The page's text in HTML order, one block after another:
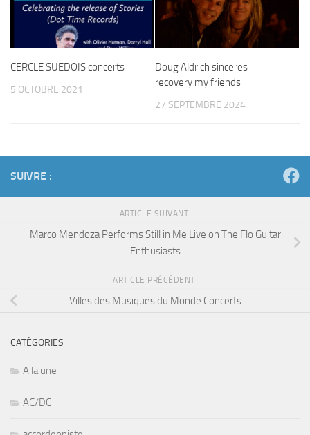
CERCLE SUEDOIS concerts
5 OCTOBRE 2021
Doug Aldrich sinceres
recovery my friends
27 SEPTEMBRE 2024
SUIVRE :
ARTICLE SUIVANT
Marco Mendoza Performs Still in Me Live on The Flo Guitar
Enthusiasts
ARTICLE PRÉCÉDENT
Villes des Musiques du Monde Concerts
CATÉGORIES
A la une
AC/DC